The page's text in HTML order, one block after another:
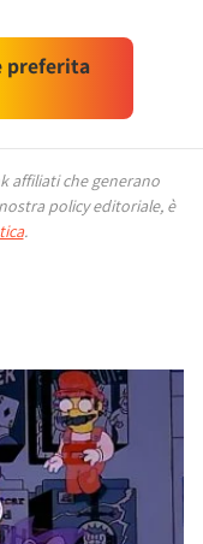
preferita
affiliati che generano
policy editoriale, è
.